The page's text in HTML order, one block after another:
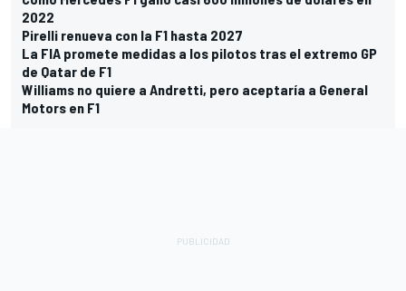
2022
Pirelli renueva con la F1 hasta 2027
La FIA promete medidas a los pilotos tras el extremo GP
de Qatar de F1
Williams no quiere a Andretti, pero aceptaría a General
Motors en F1